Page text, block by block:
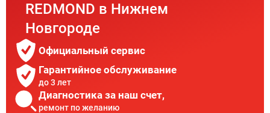
REDMOND в Нижнем
Новгороде
Официальный сервис
Гарантийное обслуживание
до 3 лет
Диагностика за наш счет,
ремонт по желанию